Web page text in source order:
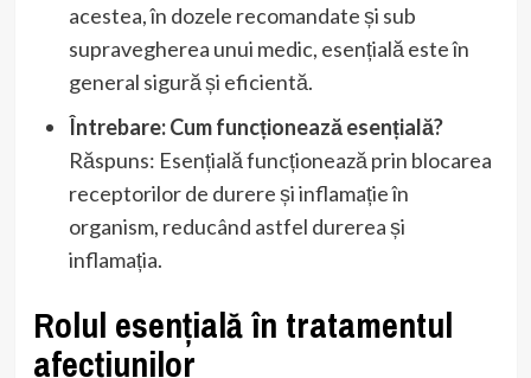
acestea, în dozele recomandate și sub
supravegherea unui medic, esențială este în
general sigură și eficientă.
Întrebare: Cum funcționează esențială?
Răspuns: Esențială funcționează prin blocarea
receptorilor de durere și inflamație în
organism, reducând astfel durerea și
inflamația.
Rolul esențială în tratamentul
afecțiunilor